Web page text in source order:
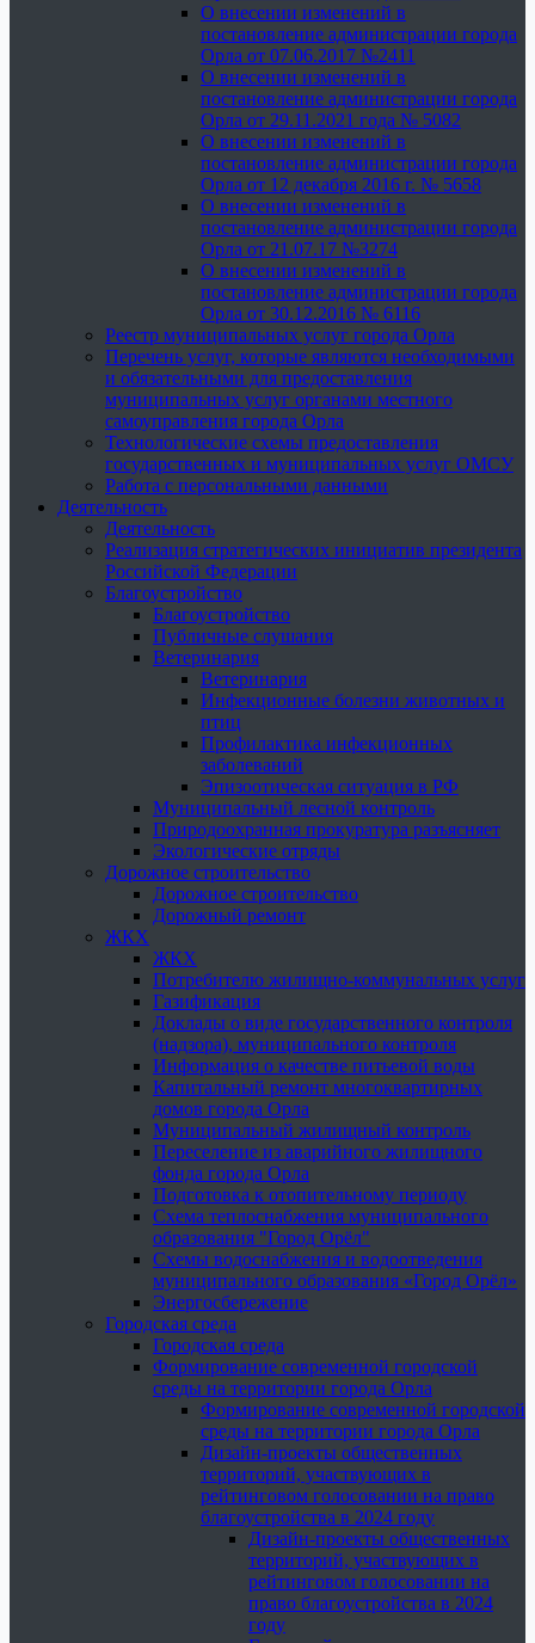
О внесении изменений в
постановление администрации города
Орла от 07.06.2017 №2411
О внесении изменений в
постановление администрации города
Орла от 29.11.2021 года № 5082
О внесении изменений в
постановление администрации города
Орла от 12 декабря 2016 г. № 5658
О внесении изменений в
постановление администрации города
Орла от 21.07.17 №3274
О внесении изменений в
постановление администрации города
Орла от 30.12.2016 № 6116
Реестр муниципальных услуг города Орла
Перечень услуг, которые являются необходимыми
и обязательными для предоставления
муниципальных услуг органами местного
самоуправления города Орла
Технологические схемы предоставления
государственных и муниципальных услуг ОМСУ
Работа с персональными данными
Деятельность
Деятельность
Реализация стратегических инициатив президента
Российской Федерации
Благоустройство
Благоустройство
Публичные слушания
Ветеринария
Ветеринария
Инфекционные болезни животных и
птиц
Профилактика инфекционных
заболеваний
Эпизоотическая ситуация в РФ
Муниципальный лесной контроль
Природоохранная прокуратура разъясняет
Экологические отряды
Дорожное строительство
Дорожное строительство
Дорожный ремонт
ЖКХ
ЖКХ
Потребителю жилищно-коммунальных услуг
Газификация
Доклады о виде государственного контроля
(надзора), муниципального контроля
Информация о качестве питьевой воды
Капитальный ремонт многоквартирных
домов города Орла
Муниципальный жилищный контроль
Переселение из аварийного жилищного
фонда города Орла
Подготовка к отопительному периоду
Схема теплоснабжения муниципального
образования "Город Орёл"
Схемы водоснабжения и водоотведения
муниципального образования «Город Орёл»
Энергосбережение
Городская среда
Городская среда
Формирование современной городской
среды на территории города Орла
Формирование современной городской
среды на территории города Орла
Дизайн-проекты общественных
территорий, участвующих в
рейтинговом голосовании на право
благоустройства в 2024 году
Дизайн-проекты общественных
территорий, участвующих в
рейтинговом голосовании на
право благоустройства в 2024
году